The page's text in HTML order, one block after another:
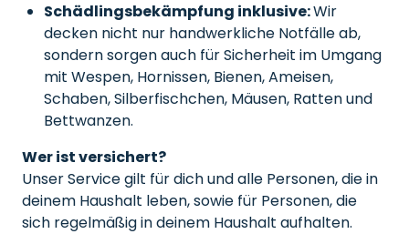
Schädlingsbekämpfung inklusive:Wir
decken nicht nur handwerkliche Notfälle ab,
sondern sorgen auch für Sicherheit im Umgang
mit Wespen, Hornissen, Bienen, Ameisen,
Schaben, Silberfischchen, Mäusen, Ratten und
Bettwanzen.
Wer ist versichert?
Unser Service gilt für dich und alle Personen, die in
deinem Haushalt leben, sowie für Personen, die
sich regelmäßig in deinem Haushalt aufhalten.